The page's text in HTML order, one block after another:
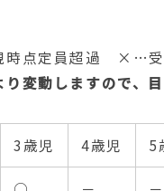
点定員超過 ×…受
変動しますので、
3歳児 4歳児 5